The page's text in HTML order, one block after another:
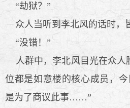
“劫狱？”
众人当听到李北风的话时，
“没错！”
人群中，李北风目光在众人
位都是如意楼的核心成员，
是为了商议此事……”